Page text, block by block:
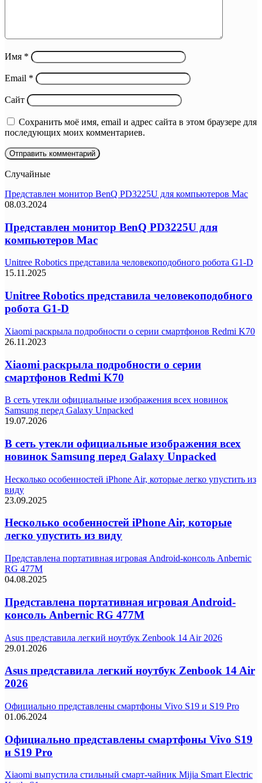
Имя *
Email *
Сайт
Сохранить моё имя, email и адрес сайта в этом браузере для
последующих моих комментариев.
Случайные
Представлен монитор BenQ PD3225U для компьютеров Mac
08.03.2024
Представлен монитор BenQ PD3225U для
компьютеров Mac
Unitree Robotics представила человекоподобного робота G1-D
15.11.2025
Unitree Robotics представила человекоподобного
робота G1-D
Xiaomi раскрыла подробности о серии смартфонов Redmi K70
26.11.2023
Xiaomi раскрыла подробности о серии
смартфонов Redmi K70
В сеть утекли официальные изображения всех новинок
Samsung перед Galaxy Unpacked
19.07.2026
В сеть утекли официальные изображения всех
новинок Samsung перед Galaxy Unpacked
Несколько особенностей iPhone Air, которые легко упустить из
виду
23.09.2025
Несколько особенностей iPhone Air, которые
легко упустить из виду
Представлена портативная игровая Android-консоль Anbernic
RG 477M
04.08.2025
Представлена портативная игровая Android-
консоль Anbernic RG 477M
Asus представила легкий ноутбук Zenbook 14 Air 2026
29.01.2026
Asus представила легкий ноутбук Zenbook 14 Air
2026
Официально представлены смартфоны Vivo S19 и S19 Pro
01.06.2024
Официально представлены смартфоны Vivo S19
и S19 Pro
Xiaomi выпустила стильный смарт-чайник Mijia Smart Electric